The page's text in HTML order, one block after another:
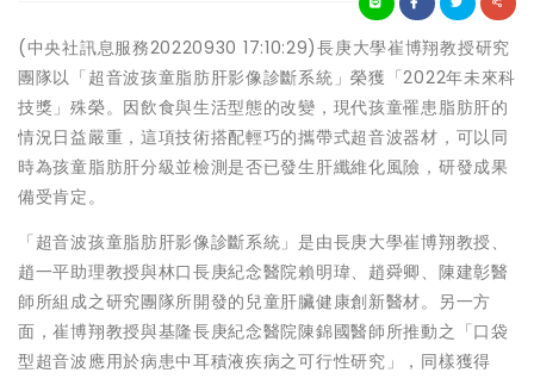
(中央社訊息服務20220930 17:10:29)長庚大學崔博翔教授研究
團隊以「超音波孩童脂肪肝影像診斷系統」榮獲「2022年未來科
技獎」殊榮。因飲食與生活型態的改變，現代孩童罹患脂肪肝的
情況日益嚴重，這項技術搭配輕巧的攜帶式超音波器材，可以同
時為孩童脂肪肝分級並檢測是否已發生肝纖維化風險，研發成果
備受肯定。
「超音波孩童脂肪肝影像診斷系統」是由長庚大學崔博翔教授、
趙一平助理教授與林口長庚紀念醫院賴明瑋、趙舜卿、陳建彰醫
師所組成之研究團隊所開發的兒童肝臟健康創新醫材。另一方
面，崔博翔教授與基隆長庚紀念醫院陳錦國醫師所推動之「口袋
型超音波應用於病患中耳積液疾病之可行性研究」，同樣獲得